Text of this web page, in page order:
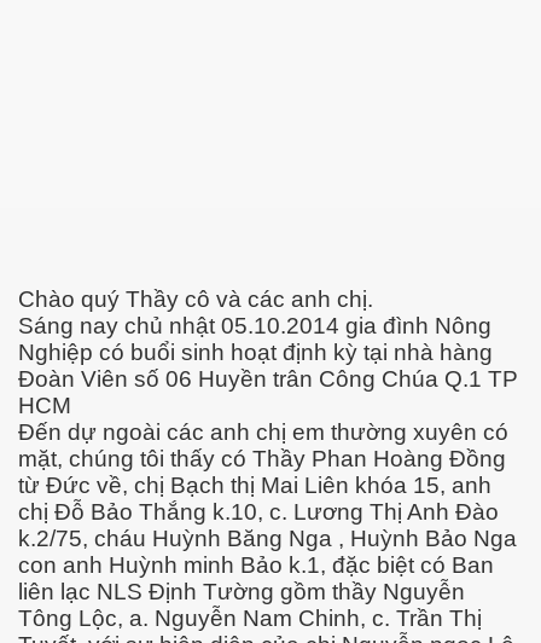
Chào quý Thầy cô và các anh chị.
Sáng nay chủ nhật 05.10.2014 gia đình Nông
Nghiệp có buổi sinh hoạt định kỳ tại nhà hàng
Đoàn Viên số 06 Huyền trân Công Chúa Q.1 TP
HCM
Đến dự ngoài các anh chị em thường xuyên có
mặt, chúng tôi thấy có Thầy Phan Hoàng Đồng
từ Đức về, chị Bạch thị Mai Liên khóa 15, anh
chị Đỗ Bảo Thắng k.10, c. Lương Thị Anh Đào
k.2/75, cháu Huỳnh Băng Nga , Huỳnh Bảo Nga
con anh Huỳnh minh Bảo k.1, đặc biệt có Ban
liên lạc NLS Định Tường gồm thầy Nguyễn
Tông Lộc, a. Nguyễn Nam Chinh, c. Trần Thị
5